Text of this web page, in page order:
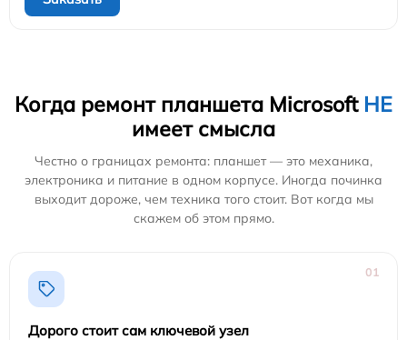
Когда ремонт планшета Microsoft НЕ
имеет смысла
Честно о границах ремонта: планшет — это механика,
электроника и питание в одном корпусе. Иногда починка
выходит дороже, чем техника того стоит. Вот когда мы
скажем об этом прямо.
01
Дорого стоит сам ключевой узел